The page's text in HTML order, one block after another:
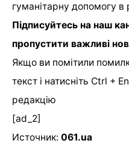
гуманітарну допомогу в
Підписуйтесь на наш
пропустити важливі
Якщо ви помітили
текст і натисніть Ctrl +
редакцію
[ad_2]
Источник: 061.ua